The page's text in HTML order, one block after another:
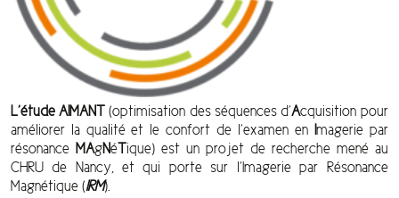
L’étude AIMANT (optimisation des séquences d’Acquisition pour
améliorer la qualité et le confort de l’examen en Imagerie par
résonance MAgNéTique) est un projet de recherche mené au
CHRU de Nancy, et qui porte sur l’Imagerie par Résonance
Magnétique (IRM).